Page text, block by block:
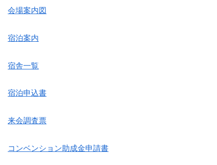
会場案内図
宿泊案内
宿舎一覧
宿泊申込書
来会調査票
コンベンション助成金申請書